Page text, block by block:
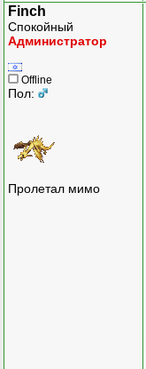
Finch
Спокойный
Администратор
Offline
Пол:
Пролетал мимо